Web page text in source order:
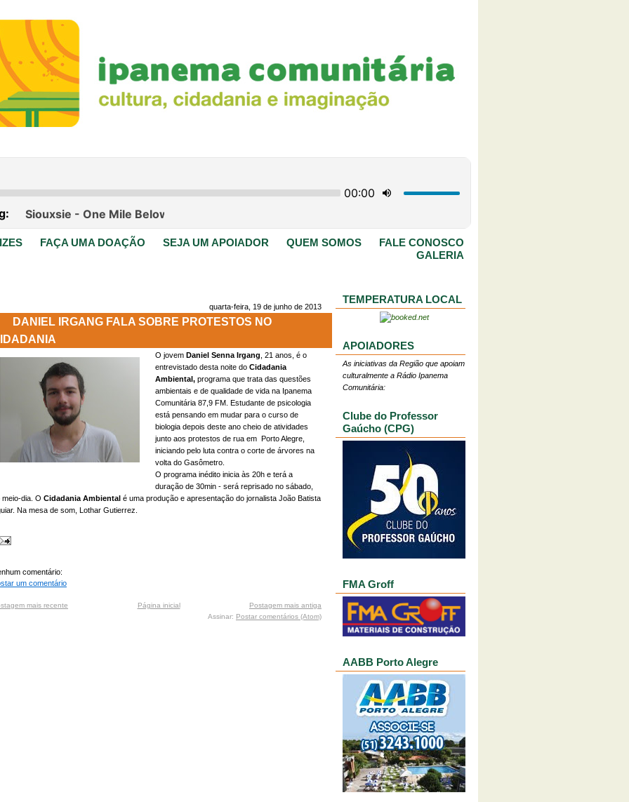
FAÇA UMA DOAÇÃO SEJA UM APOIADOR QUEM SOMOS
FALE CONOSCO
GALERIA
quarta-feira, 19 de junho de 2013
DANIEL IRGANG FALA SOBRE PROTESTOS NO
O jovem Daniel Senna Irgang , 21 anos, é o
entrevistado desta noite do Cidadania
Ambiental,programa que trata das questões
ambientais e de qualidade de vida na Ipanema
Comunitária 87,9 FM. Estudante de psicologia
está pensando em mudar para o curso de
biologia depois deste ano cheio de atividades
junto aos protestos de rua em Porto Alegre,
iniciando pelo luta contra o corte de árvores na
volta do Gasômetro.
O programa inédito inicia às 20h e terá a
duração de 30min - será reprisado no sábado,
meio-dia. O Cidadania Ambiental é uma produção e apresentação do jornalista João Batista
Na mesa de som, Lothar Gutierrez.
comentário:
um comentário
mais recente Postagem mais antiga
Página inicial
Assinar: Postar comentários (Atom)
TEMPERATURA LOCAL
APOIADORES
As iniciativas da Região que apoiam
culturalmente a Rádio Ipanema
Comunitária:
Clube do Professor
Gaúcho (CPG)
FMA Groff
AABB Porto Alegre